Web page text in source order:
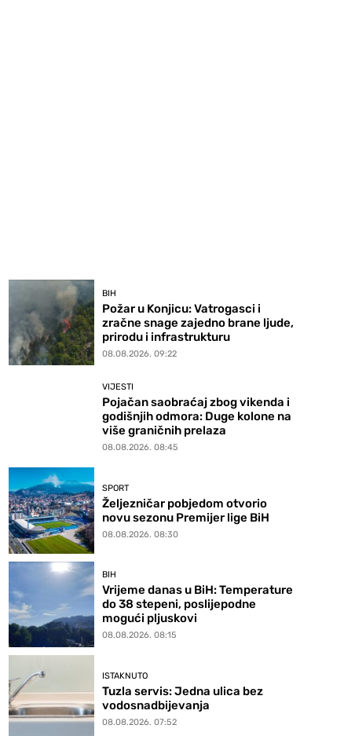
BIH
Požar u Konjicu: Vatrogasci i
zračne snage zajedno brane ljude,
prirodu i infrastrukturu
08.08.2026. 09:22
VIJESTI
Pojačan saobraćaj zbog vikenda i
godišnjih odmora: Duge kolone na
više graničnih prelaza
08.08.2026. 08:45
SPORT
Željezničar pobjedom otvorio
novu sezonu Premijer lige BiH
08.08.2026. 08:30
BIH
Vrijeme danas u BiH: Temperature
do 38 stepeni, poslijepodne
mogući pljuskovi
08.08.2026. 08:15
ISTAKNUTO
Tuzla servis: Jedna ulica bez
vodosnadbijevanja
08.08.2026. 07:52